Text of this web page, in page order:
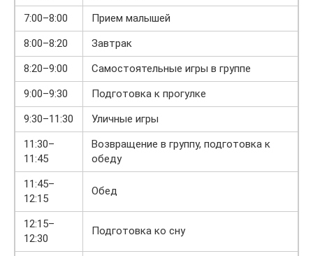
7:00–8:00
Прием малышей
8:00–8:20
Завтрак
8:20–9:00
Самостоятельные игры в группе
9:00–9:30
Подготовка к прогулке
9:30–11:30
Уличные игры
11:30–
11:45
Возвращение в группу, подготовка к
обеду
11:45–
12:15
Обед
12:15–
12:30
Подготовка ко сну